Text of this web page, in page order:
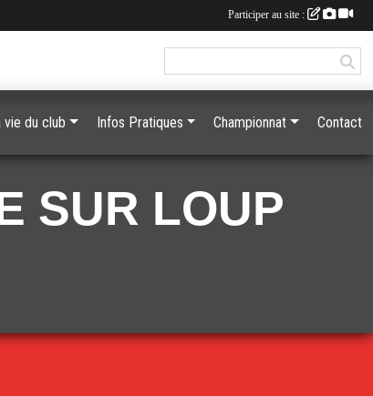
SUR LOUP
vie du club Infos Pratiques Championnat Contact
Participer au site :